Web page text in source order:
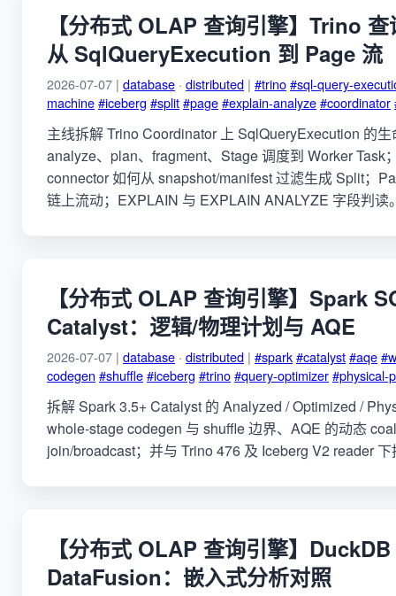
【分布式 OLAP 查询引擎】Trino
从 SqlQueryExecution 到 Page 流
2026-07-07 | database · distributed | #trino#sql-query-
machine#iceberg #split#page#explain-analyze#coordinator
主线拆解 Trino Coordinator 上 SqlQueryExecution 的
analyze、plan、fragment、Stage 调度到 Worker Task
connector 如何从 snapshot/manifest 过滤生成 Split；
链上流动；EXPLAIN 与 EXPLAIN ANALYZE 字段判读
【分布式 OLAP 查询引擎】Spark
Catalyst：逻辑/物理计划与 AQE
2026-07-07 | database · distributed | #spark#catalyst#aqe
codegen #shuffle#iceberg #trino#query-optimizer#physical-
拆解 Spark 3.5+ Catalyst 的 Analyzed / Optimized /
whole-stage codegen 与 shuffle 边界、AQE 的动态
join/broadcast；并与 Trino 476 及 Iceberg V2 reader
【分布式 OLAP 查询引擎】
DataFusion：嵌入式分析对照